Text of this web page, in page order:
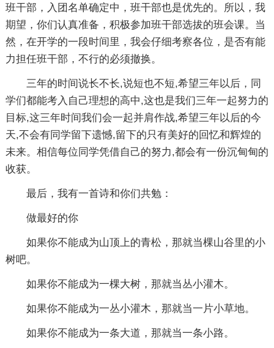
班干部，入团名单确定中，班干部也是优先的。所以，我
期望，你们认真准备，积极参加班干部选拔的班会课。当
然，在开学的一段时间里，我会仔细考察各位，是否有能
力担任班干部，不行的必须撤换。
三年的时间说长不长,说短也不短,希望三年以后，同
学们都能考入自己理想的高中,这也是我们三年一起努力的
目标,这三年时间我们会一起并肩作战,希望三年以后的今
天,不会有同学留下遗憾,留下的只有美好的回忆和辉煌的
未来。相信每位同学凭借自己的努力,都会有一份沉甸甸的
收获。
最后，我有一首诗和你们共勉：
做最好的你
如果你不能成为山顶上的青松，那就当棵山谷里的小
树吧。
如果你不能成为一棵大树，那就当丛小灌木。
如果你不能成为一丛小灌木，那就当一片小草地。
如果你不能成为一条大道，那就当一条小路。